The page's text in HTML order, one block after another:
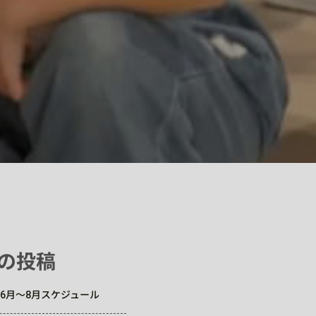
投稿
月～8月スケジュール